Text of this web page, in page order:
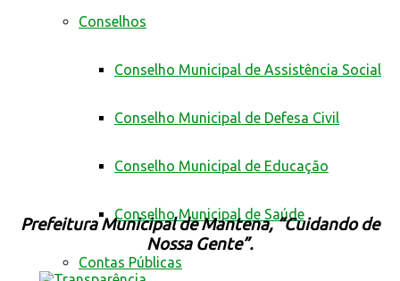
Conselhos
Conselho Municipal de Assistência Social
Conselho Municipal de Defesa Civil
Conselho Municipal de Educação
Conselho Municipal de Saúde
Contas Públicas
Prefeitura Municipal de Mantena, “Cuidando de
Nossa Gente”.